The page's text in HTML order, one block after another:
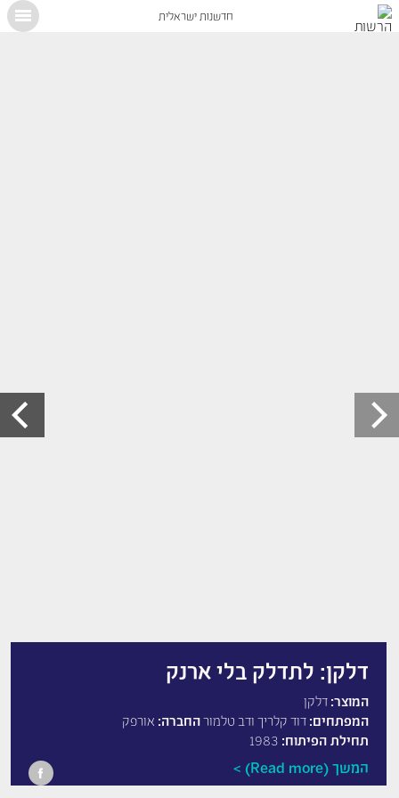
חדשנות ישראלית
דלקן: לתדלק בלי ארנק
המוצר: דלקן
המפתחים: דוד קלריך ודב טלמורהחברה: אורפק
תחילת הפיתוח: 1983
המשך (Read more)
X